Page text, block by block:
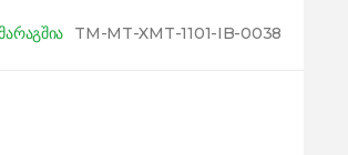
TM-MT-XMT-1101-IB-0038